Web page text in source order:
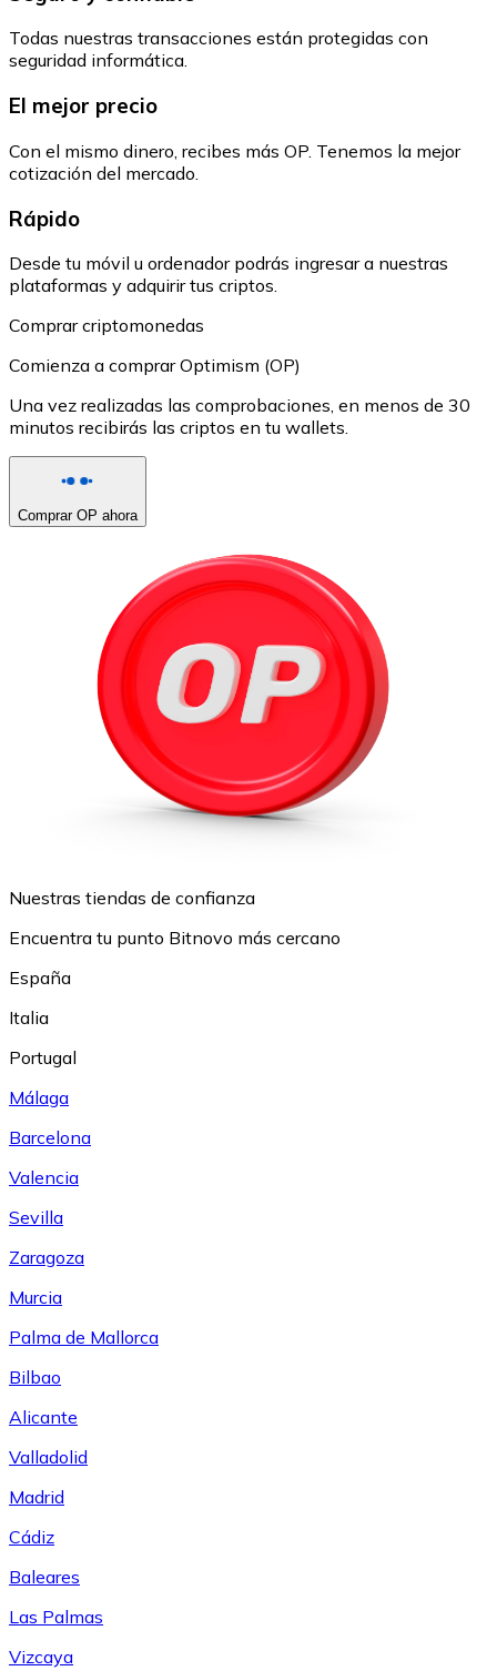
Todas nuestras transacciones están protegidas con
seguridad informática.
El mejor precio
Con el mismo dinero, recibes más OP. Tenemos la mejor
cotización del mercado.
Rápido
Desde tu móvil u ordenador podrás ingresar a nuestras
plataformas y adquirir tus criptos.
Comprar criptomonedas
Comienza a comprar Optimism (OP)
Una vez realizadas las comprobaciones, en menos de 30
minutos recibirás las criptos en tu wallets.
Comprar OP ahora
Nuestras tiendas de confianza
Encuentra tu punto Bitnovo más cercano
España
Italia
Portugal
Málaga
Barcelona
Valencia
Sevilla
Zaragoza
Murcia
Palma de Mallorca
Bilbao
Alicante
Valladolid
Madrid
Cádiz
Baleares
Las Palmas
Vizcaya